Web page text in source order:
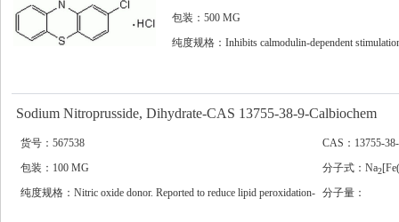
包装：500 MG
纯度规格：Inhibits calmodulin-dependent
Sodium Nitroprusside, Dihydrate-CAS 13755-38-9-Calbiochem
货号：567538
CAS：13755-
包装：100 MG
分子式：Na2
纯度规格：Nitric oxide donor. Reported to reduce lipid peroxidation- 分子量：